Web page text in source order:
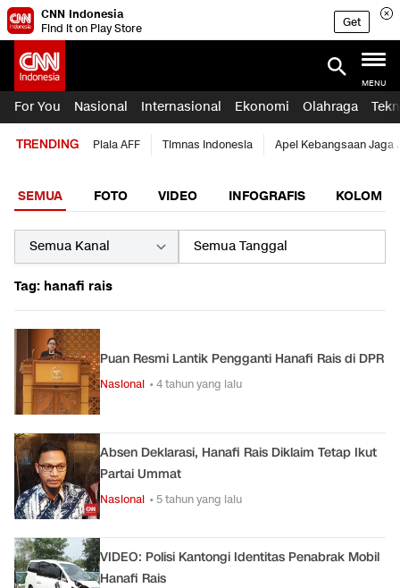
CNN Indonesia
Find it on Play Store
Get
MENU
For You Nasional Internasional Ekonomi Olahraga
TRENDING Piala AFF Timnas Indonesia Apel Kebangsaan Jaga
SEMUA FOTO VIDEO INFOGRAFIS KOLOM
Tag: hanafi rais
Puan Resmi Lantik Pengganti Hanafi Rais di DPR
Nasional • 4 tahun yang lalu
Absen Deklarasi, Hanafi Rais Diklaim Tetap Ikut
Partai Ummat
Nasional • 5 tahun yang lalu
VIDEO: Polisi Kantongi Identitas Penabrak Mobil
Hanafi Rais